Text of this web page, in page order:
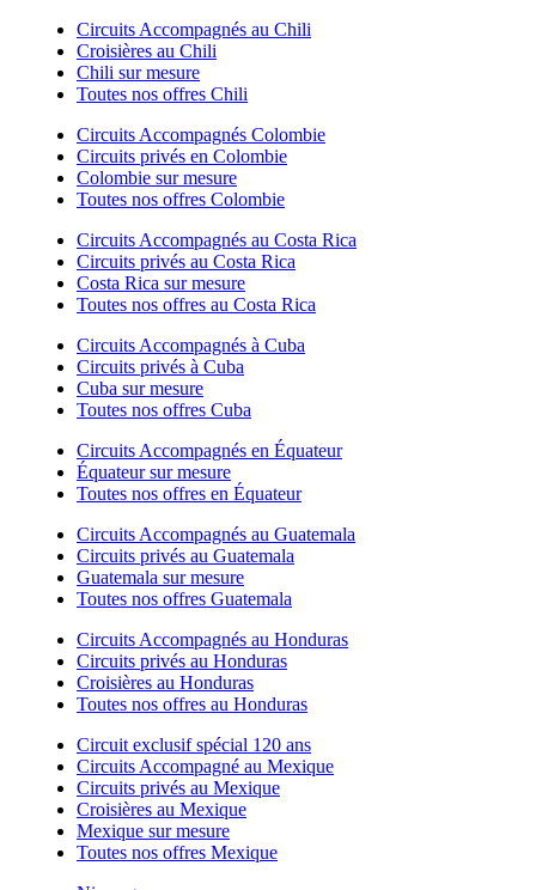
Circuits Accompagnés au Chili
Croisières au Chili
Chili sur mesure
Toutes nos offres Chili
Circuits Accompagnés Colombie
Circuits privés en Colombie
Colombie sur mesure
Toutes nos offres Colombie
Circuits Accompagnés au Costa Rica
Circuits privés au Costa Rica
Costa Rica sur mesure
Toutes nos offres au Costa Rica
Circuits Accompagnés à Cuba
Circuits privés à Cuba
Cuba sur mesure
Toutes nos offres Cuba
Circuits Accompagnés en Équateur
Équateur sur mesure
Toutes nos offres en Équateur
Circuits Accompagnés au Guatemala
Circuits privés au Guatemala
Guatemala sur mesure
Toutes nos offres Guatemala
Circuits Accompagnés au Honduras
Circuits privés au Honduras
Croisières au Honduras
Toutes nos offres au Honduras
Circuit exclusif spécial 120 ans
Circuits Accompagné au Mexique
Circuits privés au Mexique
Croisières au Mexique
Mexique sur mesure
Toutes nos offres Mexique